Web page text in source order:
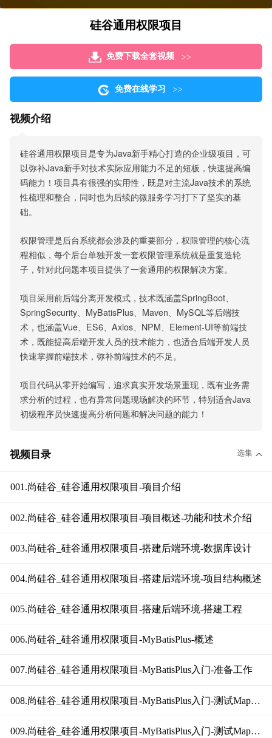
硅谷通用权限项目
免费下载全套视频
免费在线学习
视频介绍
硅谷通用权限项目是专为Java新手精心打造的企业级项目，可
以弥补Java新手对技术实际应用能力不足的短板，快速提高编
码能力！项目具有很强的实用性，既是对主流Java技术的系统
性梳理和整合，同时也为后续的微服务学习打下了坚实的基
础。
权限管理是后台系统都会涉及的重要部分，权限管理的核心流
程相似，每个后台单独开发一套权限管理系统就是重复造轮
子，针对此问题本项目提供了一套通用的权限解决方案。
项目采用前后端分离开发模式，技术既涵盖SpringBoot、
SpringSecurity、MyBatisPlus、Maven、MySQL等后端技
术，也涵盖Vue、ES6、Axios、NPM、Element-UI等前端技
术，既能提高后端开发人员的技术能力，也适合后端开发人员
快速掌握前端技术，弥补前端技术的不足。
项目代码从零开始编写，追求真实开发场景重现，既有业务需
求分析的过程，也有异常问题现场解决的环节，特别适合Java
初级程序员快速提高分析问题和解决问题的能力！
视频目录 选集
001.尚硅谷_硅谷通用权限项目-项目介绍
002.尚硅谷_硅谷通用权限项目-项目概述-功能和技术介绍
003.尚硅谷_硅谷通用权限项目-搭建后端环境-数据库设计
004.尚硅谷_硅谷通用权限项目-搭建后端环境-项目结构概述
005.尚硅谷_硅谷通用权限项目-搭建后端环境-搭建工程
006.尚硅谷_硅谷通用权限项目-MyBatisPlus-概述
007.尚硅谷_硅谷通用权限项目-MyBatisPlus入门-准备工作
008.尚硅谷_硅谷通用权限项目-MyBatisPlus入门-测试Mapper（准备）
009.尚硅谷_硅谷通用权限项目-MyBatisPlus入门-测试Mapper（查询全部）